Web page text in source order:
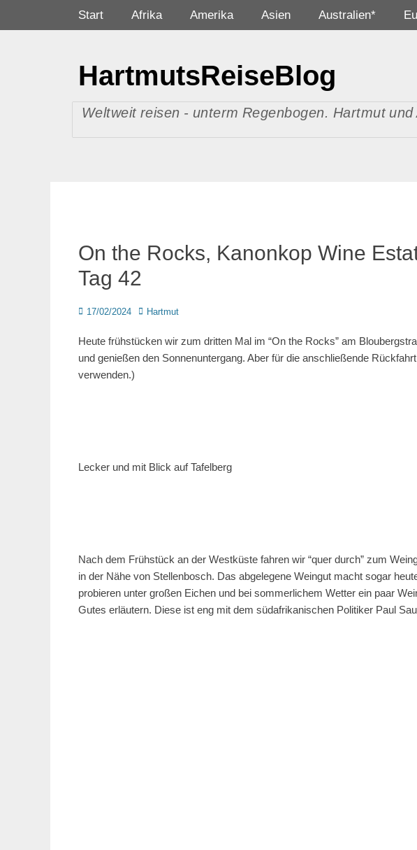
HartmutsReiseBlog
Weltweit reisen - unterm Regenbogen. Hartmut
Primäres Menü
Inhalt
Start Afrika Amerika Asien Australien*
On the Rocks, Kanonkop Wine
Tag 42
Posted
17/02/2024 AutorHartmut
Heute frühstücken wir zum dritten Mal im “On the Rocks” am
und genießen den Sonnenuntergang. Aber für die anschließende
verwenden.)
Lecker und mit Blick auf Tafelberg
Nach dem Frühstück an der Westküste fahren wir “quer durch” zum
in der Nähe von Stellenbosch. Das abgelegene Weingut macht sogar
probieren unter großen Eichen und bei sommerlichem Wetter ein paar
Gutes erläutern. Diese ist eng mit dem südafrikanischen Politiker Paul